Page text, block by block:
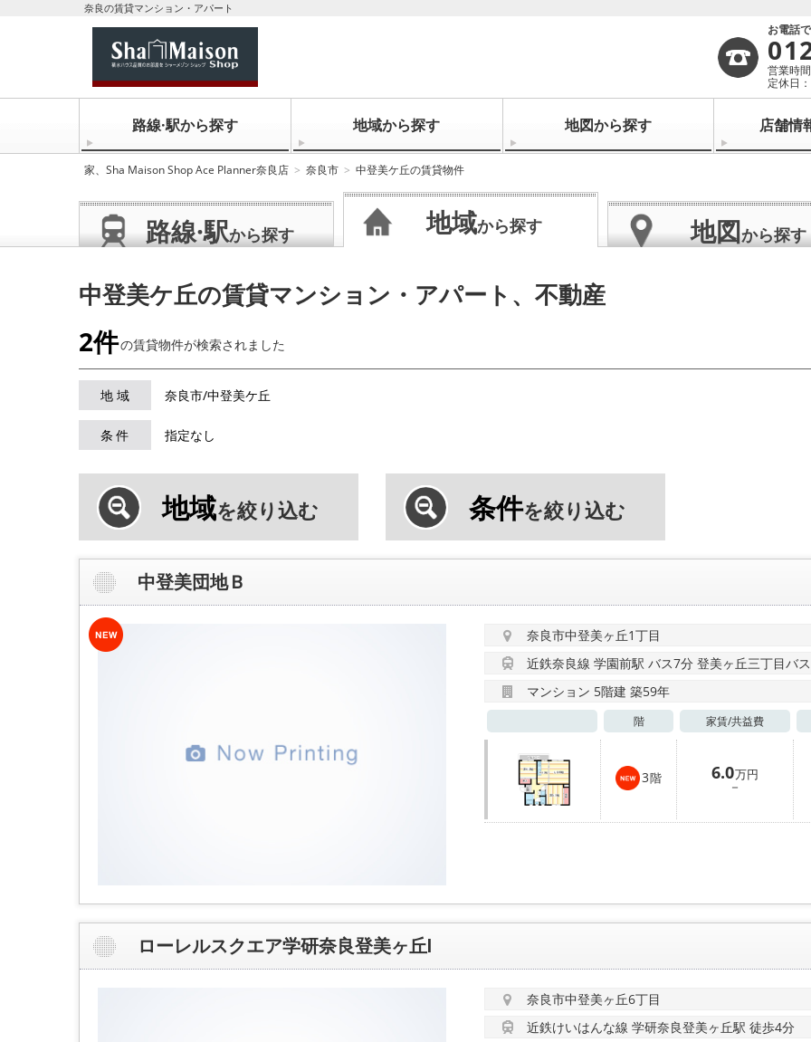
奈良の賃貸マンション・アパート
お電話
営業時
定休日
路線·駅から探す 地域から探す 地図から探す 店舗情
家、Sha Maison Shop Ace Planner奈良店 奈良市 中登美ケ丘の賃貸物件
路線·駅から探す 地域から探す 地図から探す
中登美ケ丘の賃貸マンション・アパート、不動産
2件の賃貸物件が検索されました
地 域 奈良市/中登美ケ丘
条 件 指定なし
地域を絞り込む 条件を絞り込む
中登美団地Ｂ
奈良市中登美ヶ丘1丁目
近鉄奈良線 学園前駅 バス7分 登美ヶ丘三丁目バ
マンション 5階建 築59年
階 家賃/共益費
3階 6.0万円
－
ローレルスクエア学研奈良登美ヶ丘Ⅰ
奈良市中登美ヶ丘6丁目
近鉄けいはんな線 学研奈良登美ヶ丘駅 徒歩4分